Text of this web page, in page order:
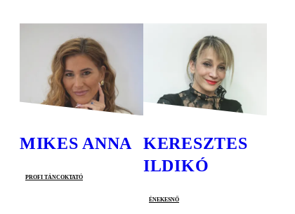
MIKES ANNA
profi táncoktató
KERESZTES
ILDIKÓ
énekesnő